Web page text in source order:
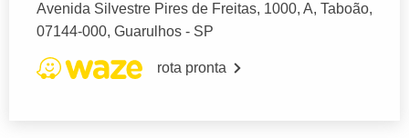
Avenida Silvestre Pires de Freitas, 1000, A, Taboão,
07144-000, Guarulhos - SP
rota pronta